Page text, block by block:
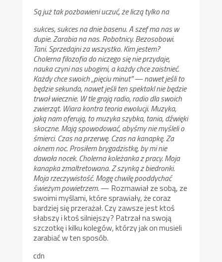
Są już tak pozbawieni uczuć, że liczą tylko na
sukces, sukces na dnie basenu. A szef ma nas w
dupie. Zarabia na nas. Robotnicy. Bezosobowi.
Tani. Sprzedajni za wszystko. Kim jestem?
Cholerna filozofia do niczego się nie przydaje,
nauka czyni nas ubogimi, a każdy chce zaistnieć.
Każdy chce swoich „pięciu minut” — nawet jeśli to
będzie sekunda, nawet jeśli ten spektakl nie będzie
trwał wiecznie. W tle grają radio, radio dla swoich
zwierząt. Wiara kontra teoria ewolucji. Muzyka,
jaką nam oferują, to muzyka szybka, tania, dźwięki
skoczne. Mają spowodować, abyśmy nie myśleli o
śmierci. Czas na przerwę. Czas na kanapkę. Za
oknem noc. Prosiłem brygadzistkę, by mi nie
dawała nocek. Cholerna koleżanka z pracy. Moja
kanapka zmaltretowana. Z szynką z biedronki.
Moja rzeczywistość. Mogę chwilę pooddychać
świeżym powietrzem.— Rozmawiał ze sobą, ze
swoimi myślami, które sprawiały, że coraz
bardziej się przerażał. Czy zawsze jest ktoś
słabszy i ktoś silniejszy? Patrzał na swoją
szczotkę i kilku kolegów, którzy jak on musieli
zarabiać w ten sposób.
cdn